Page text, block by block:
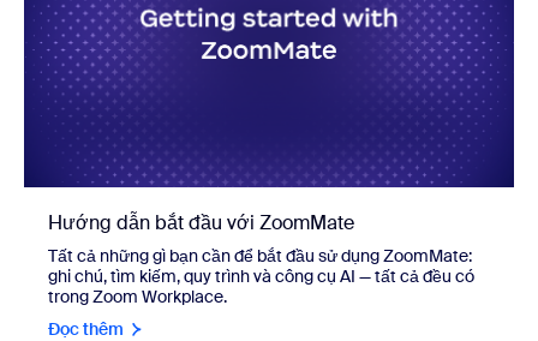
Hướng dẫn bắt đầu với ZoomMate
Tất cả những gì bạn cần để bắt đầu sử dụng ZoomMate:
ghi chú, tìm kiếm, quy trình và công cụ AI — tất cả đều có
trong Zoom Workplace.
Đọc thêm